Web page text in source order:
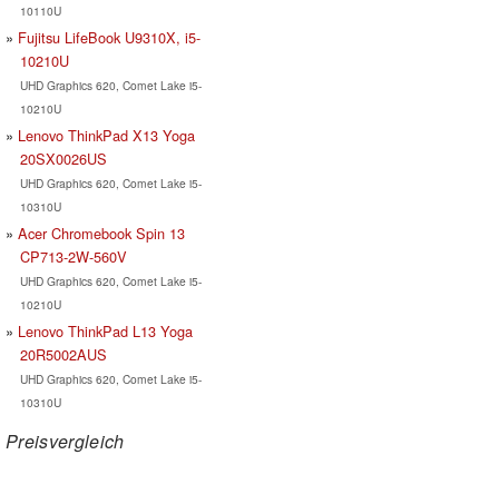
10110U
Fujitsu LifeBook U9310X, i5-
10210U
UHD Graphics 620, Comet Lake i5-
10210U
Lenovo ThinkPad X13 Yoga
20SX0026US
UHD Graphics 620, Comet Lake i5-
10310U
Acer Chromebook Spin 13
CP713-2W-560V
UHD Graphics 620, Comet Lake i5-
10210U
Lenovo ThinkPad L13 Yoga
20R5002AUS
UHD Graphics 620, Comet Lake i5-
10310U
Preisvergleich